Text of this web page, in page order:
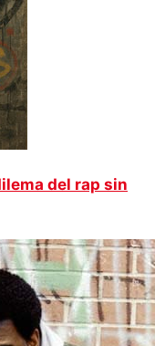
del rap sin